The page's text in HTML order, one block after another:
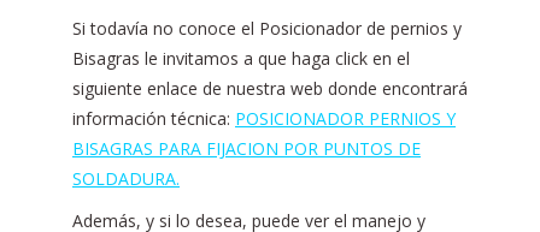
Si todavía no conoce el Posicionador de pernios y
Bisagras le invitamos a que haga click en el
siguiente enlace de nuestra web donde encontrará
información técnica: POSICIONADOR PERNIOS Y
BISAGRAS PARA FIJACION POR PUNTOS DE
SOLDADURA.
Además, y si lo desea, puede ver el manejo y